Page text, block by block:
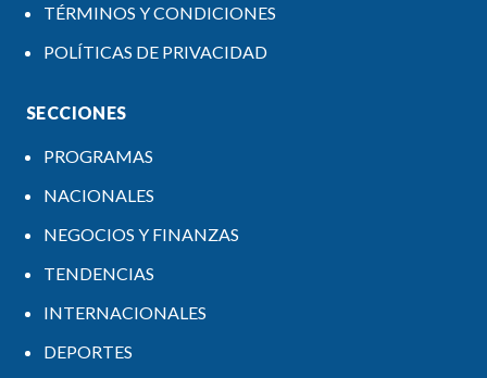
TÉRMINOS Y CONDICIONES
POLÍTICAS DE PRIVACIDAD
SECCIONES
PROGRAMAS
NACIONALES
NEGOCIOS Y FINANZAS
TENDENCIAS
INTERNACIONALES
DEPORTES